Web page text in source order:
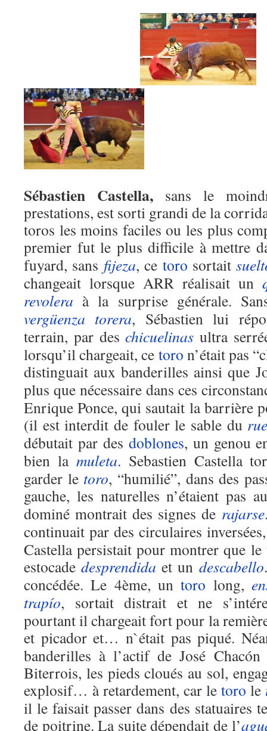
Sébastien Castella, sans le
prestations, est sorti grandi de la
toros les moins faciles ou les plus
premier fut le plus difficile à mettre
fuyard, sans fijeza, ce toro sortait
changeait lorsque ARR réalisait un
revolera à la surprise générale.
vergüenza torera, Sébastien lui
terrain, par deschicuelinas ultra
lorsqu’il chargeait, ce toro n’était pas
distinguait aux banderilles ainsi que
plus que nécessaire dans ces
Enrique Ponce, qui sautait la barrière
(il est interdit de fouler le sable du
débutait par des doblones, un genou
bien la muleta. Sebastien Castella
garder le toro, “humilié”, dans des
gauche, les naturelles n’étaient pas
dominé montrait des signes de rajarse
continuait par des circulaires
Castella persistait pour montrer que le
estocadedesprendida et un descabello
concédée. Le 4ème, untoro long,
trapío, sortait distrait et ne
pourtant il chargeait fort pour la
et picador et… n`était pas piqué.
banderilles à l’actif de José
Biterrois, les pieds cloués au sol,
explosif… à retardement, car le toro le
il le faisait passer dans des statuaires
de poitrine. La suite dépendait de l’